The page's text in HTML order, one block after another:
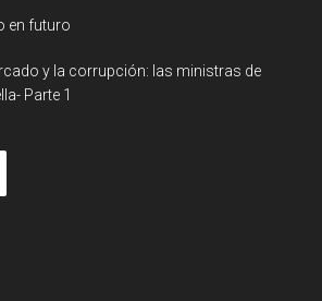
en futuro
y la corrupción: las ministras de
Parte 1